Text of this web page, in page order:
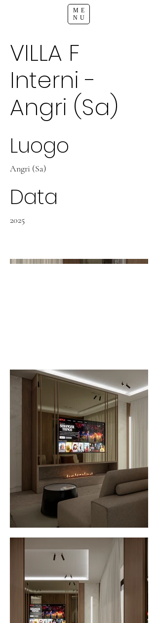
ME
NU
VILLA F
Interni -
Angri (Sa)
Luogo
Angri (Sa)
Data
2025